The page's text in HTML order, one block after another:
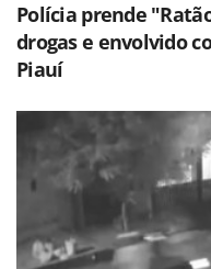
Polícia prende
drogas e envolvido
Piauí